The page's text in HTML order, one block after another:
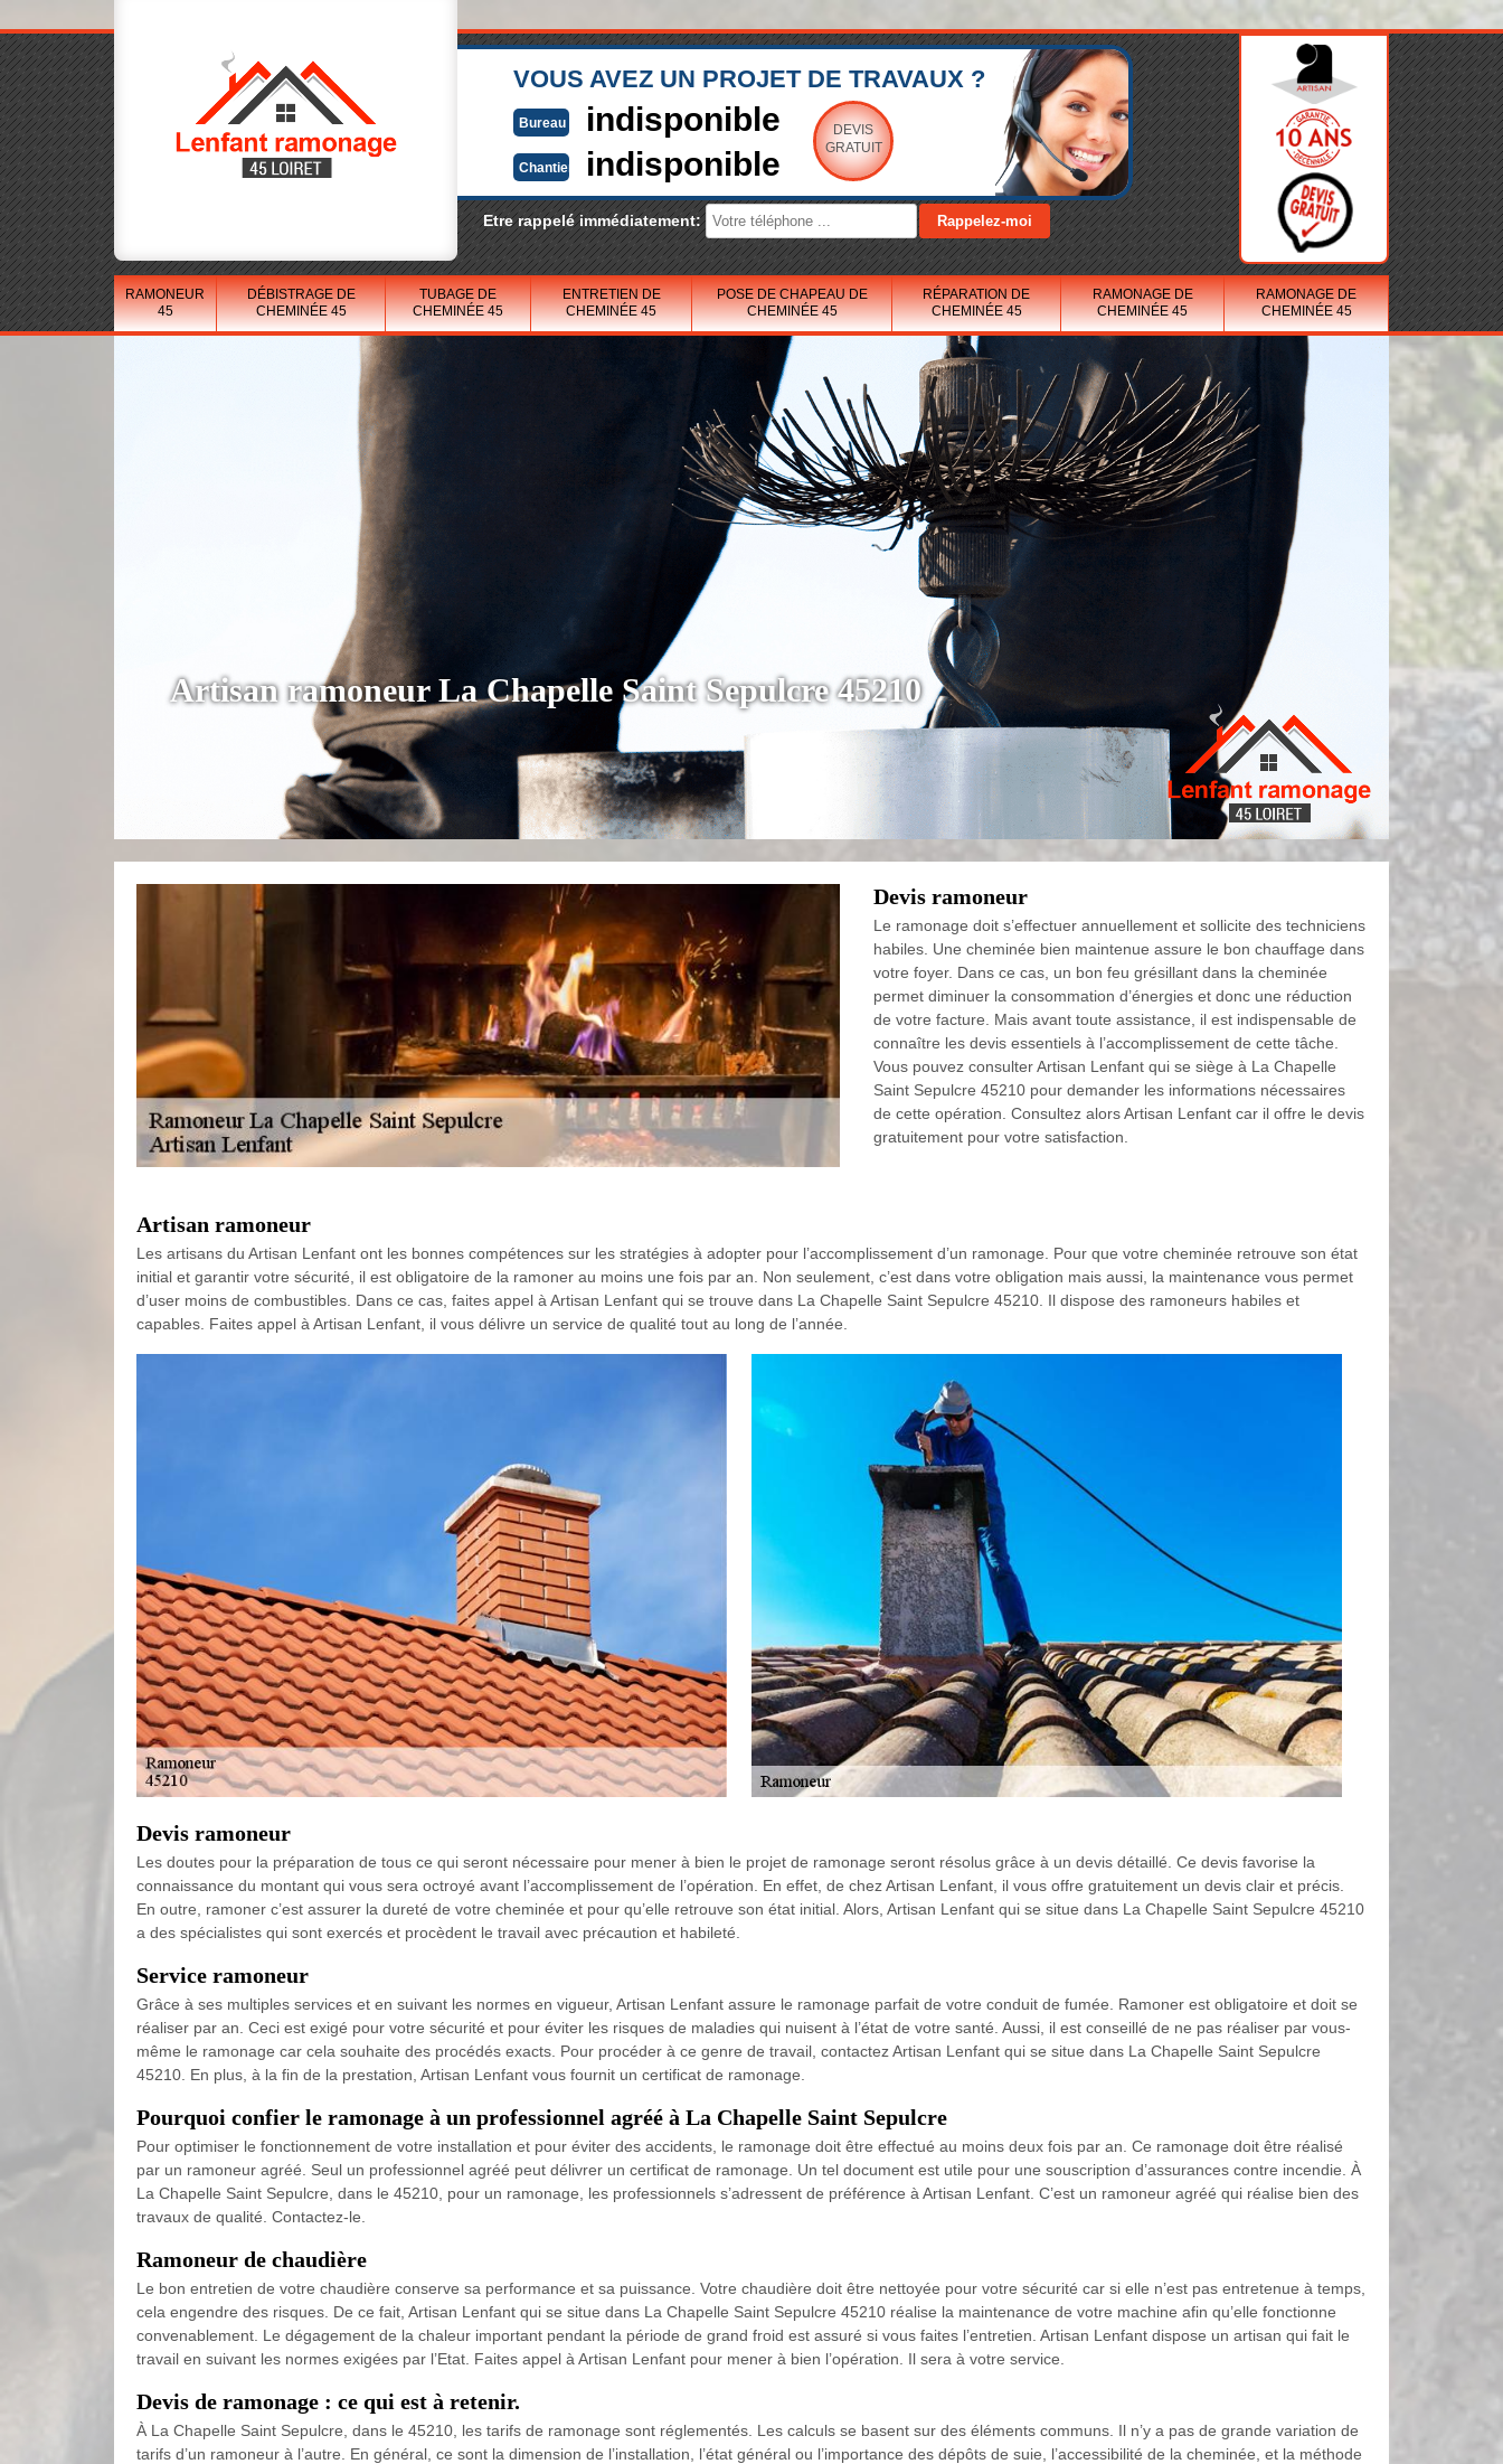
VOUS AVEZ UN PROJET DE TRAVAUX ?
Bureau indisponible
Chantier indisponible
DEVIS
GRATUIT
Etre rappelé immédiatement:
RAMONEUR
45
DÉBISTRAGE DE
CHEMINÉE 45
TUBAGE DE
CHEMINÉE 45
ENTRETIEN DE
CHEMINÉE 45
POSE DE CHAPEAU DE
CHEMINÉE 45
RÉPARATION DE
CHEMINÉE 45
RAMONAGE DE
CHEMINÉE 45
RAMONAGE DE
CHEMINÉE 45
Artisan ramoneur La Chapelle Saint Sepulcre 45210
Devis ramoneur
Le ramonage doit s’effectuer annuellement et sollicite des techniciens
habiles. Une cheminée bien maintenue assure le bon chauffage dans
votre foyer. Dans ce cas, un bon feu grésillant dans la cheminée
permet diminuer la consommation d’énergies et donc une réduction
de votre facture. Mais avant toute assistance, il est indispensable de
connaître les devis essentiels à l’accomplissement de cette tâche.
Vous pouvez consulter Artisan Lenfant qui se siège à La Chapelle
Saint Sepulcre 45210 pour demander les informations nécessaires
de cette opération. Consultez alors Artisan Lenfant car il offre le devis
gratuitement pour votre satisfaction.
Artisan ramoneur
Les artisans du Artisan Lenfant ont les bonnes compétences sur les stratégies à adopter pour l’accomplissement d’un ramonage. Pour que votre cheminée retrouve son état
initial et garantir votre sécurité, il est obligatoire de la ramoner au moins une fois par an. Non seulement, c’est dans votre obligation mais aussi, la maintenance vous permet
d’user moins de combustibles. Dans ce cas, faites appel à Artisan Lenfant qui se trouve dans La Chapelle Saint Sepulcre 45210. Il dispose des ramoneurs habiles et
capables. Faites appel à Artisan Lenfant, il vous délivre un service de qualité tout au long de l’année.
Devis ramoneur
Les doutes pour la préparation de tous ce qui seront nécessaire pour mener à bien le projet de ramonage seront résolus grâce à un devis détaillé. Ce devis favorise la
connaissance du montant qui vous sera octroyé avant l’accomplissement de l’opération. En effet, de chez Artisan Lenfant, il vous offre gratuitement un devis clair et précis.
En outre, ramoner c’est assurer la dureté de votre cheminée et pour qu’elle retrouve son état initial. Alors, Artisan Lenfant qui se situe dans La Chapelle Saint Sepulcre 45210
a des spécialistes qui sont exercés et procèdent le travail avec précaution et habileté.
Service ramoneur
Grâce à ses multiples services et en suivant les normes en vigueur, Artisan Lenfant assure le ramonage parfait de votre conduit de fumée. Ramoner est obligatoire et doit se
réaliser par an. Ceci est exigé pour votre sécurité et pour éviter les risques de maladies qui nuisent à l’état de votre santé. Aussi, il est conseillé de ne pas réaliser par vous-
même le ramonage car cela souhaite des procédés exacts. Pour procéder à ce genre de travail, contactez Artisan Lenfant qui se situe dans La Chapelle Saint Sepulcre
45210. En plus, à la fin de la prestation, Artisan Lenfant vous fournit un certificat de ramonage.
Pourquoi confier le ramonage à un professionnel agréé à La Chapelle Saint Sepulcre
Pour optimiser le fonctionnement de votre installation et pour éviter des accidents, le ramonage doit être effectué au moins deux fois par an. Ce ramonage doit être réalisé
par un ramoneur agréé. Seul un professionnel agréé peut délivrer un certificat de ramonage. Un tel document est utile pour une souscription d’assurances contre incendie. À
La Chapelle Saint Sepulcre, dans le 45210, pour un ramonage, les professionnels s’adressent de préférence à Artisan Lenfant. C’est un ramoneur agréé qui réalise bien des
travaux de qualité. Contactez-le.
Ramoneur de chaudière
Le bon entretien de votre chaudière conserve sa performance et sa puissance. Votre chaudière doit être nettoyée pour votre sécurité car si elle n’est pas entretenue à temps,
cela engendre des risques. De ce fait, Artisan Lenfant qui se situe dans La Chapelle Saint Sepulcre 45210 réalise la maintenance de votre machine afin qu’elle fonctionne
convenablement. Le dégagement de la chaleur important pendant la période de grand froid est assuré si vous faites l’entretien. Artisan Lenfant dispose un artisan qui fait le
travail en suivant les normes exigées par l’Etat. Faites appel à Artisan Lenfant pour mener à bien l’opération. Il sera à votre service.
Devis de ramonage : ce qui est à retenir.
À La Chapelle Saint Sepulcre, dans le 45210, les tarifs de ramonage sont réglementés. Les calculs se basent sur des éléments communs. Il n’y a pas de grande variation de
tarifs d’un ramoneur à l’autre. En général, ce sont la dimension de l’installation, l’état général ou l’importance des dépôts de suie, l’accessibilité de la cheminée, et la méthode